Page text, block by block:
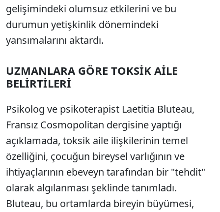
gelişimindeki olumsuz etkilerini ve bu
durumun yetişkinlik dönemindeki
yansımalarını aktardı.
UZMANLARA GÖRE TOKSİK AİLE
BELİRTİLERİ
Psikolog ve psikoterapist Laetitia Bluteau,
Fransız Cosmopolitan dergisine yaptığı
açıklamada, toksik aile ilişkilerinin temel
özelliğini, çocuğun bireysel varlığının ve
ihtiyaçlarının ebeveyn tarafından bir "tehdit"
olarak algılanması şeklinde tanımladı.
Bluteau, bu ortamlarda bireyin büyümesi,